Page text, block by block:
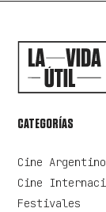
CATEGORÍAS
Cine Argentino
Cine
Festivales